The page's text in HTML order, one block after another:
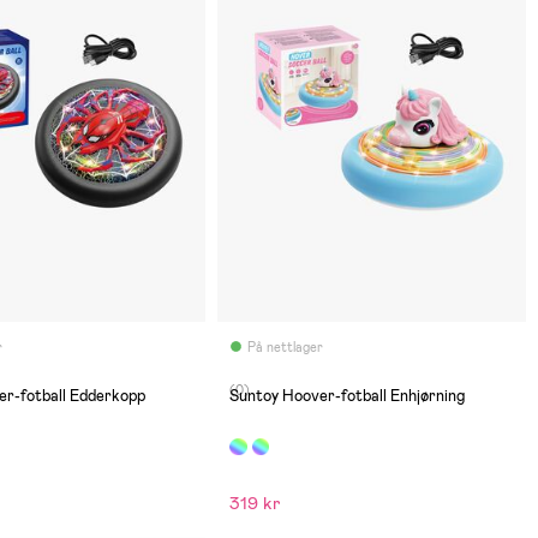
fotball Edderkopp
På nettlager
(0)
Suntoy Hoover-fotball Enhjørning
319 kr